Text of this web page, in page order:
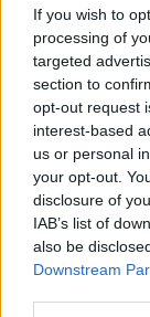
If you wish to
processing of
targeted
section to
opt-out request
interest-based
us or personal
your opt-out.
disclosure of
IAB’s list of
also be
Downstream